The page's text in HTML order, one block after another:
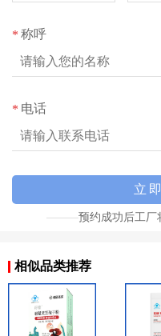
* 称呼
* 电话
预约成功后工厂
相似品类推荐